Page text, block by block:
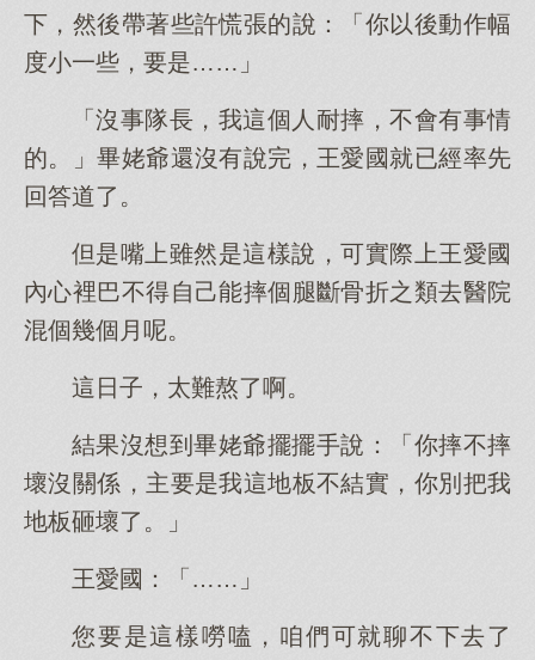
下，然後帶著些許慌張的說：「你以後動作幅
度小一些，要是……」
「沒事隊長，我這個人耐摔，不會有事情
的。」畢姥爺還沒有說完，王愛國就已經率先
回答道了。
但是嘴上雖然是這樣說，可實際上王愛國
內心裡巴不得自己能摔個腿斷骨折之類去醫院
混個幾個月呢。
這日子，太難熬了啊。
結果沒想到畢姥爺擺擺手說：「你摔不摔
壞沒關係，主要是我這地板不結實，你別把我
地板砸壞了。」
王愛國：「……」
您要是這樣嘮嗑，咱們可就聊不下去了